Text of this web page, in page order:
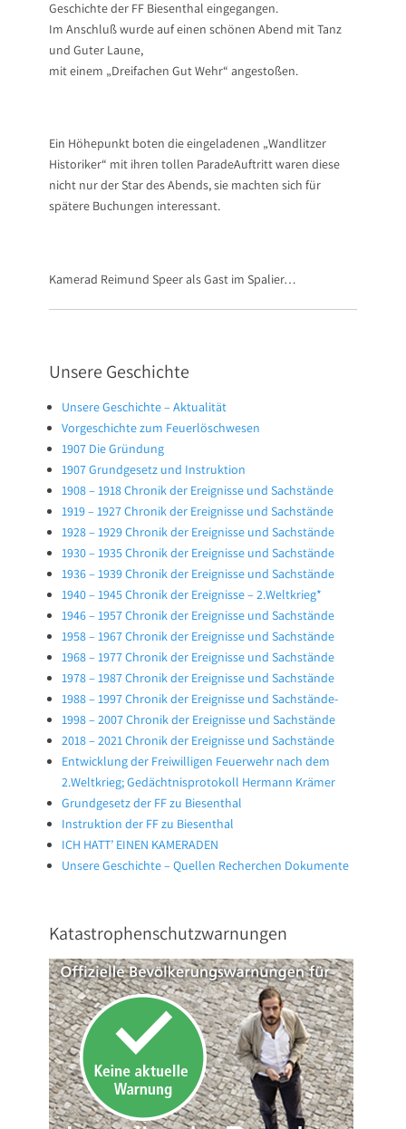
Geschichte der FF Biesenthal eingegangen.
Im Anschluß wurde auf einen schönen Abend mit Tanz
und Guter Laune,
mit einem „Dreifachen Gut Wehr“ angestoßen.
Ein Höhepunkt boten die eingeladenen „Wandlitzer
Historiker“ mit ihren tollen ParadeAuftritt waren diese
nicht nur der Star des Abends, sie machten sich für
spätere Buchungen interessant.
Kamerad Reimund Speer als Gast im Spalier…
Unsere Geschichte
Unsere Geschichte – Aktualität
Vorgeschichte zum Feuerlöschwesen
1907 Die Gründung
1907 Grundgesetz und Instruktion
1908 – 1918 Chronik der Ereignisse und Sachstände
1919 – 1927 Chronik der Ereignisse und Sachstände
1928 – 1929 Chronik der Ereignisse und Sachstände
1930 – 1935 Chronik der Ereignisse und Sachstände
1936 – 1939 Chronik der Ereignisse und Sachstände
1940 – 1945 Chronik der Ereignisse – 2.Weltkrieg*
1946 – 1957 Chronik der Ereignisse und Sachstände
1958 – 1967 Chronik der Ereignisse und Sachstände
1968 – 1977 Chronik der Ereignisse und Sachstände
1978 – 1987 Chronik der Ereignisse und Sachstände
1988 – 1997 Chronik der Ereignisse und Sachstände-
1998 – 2007 Chronik der Ereignisse und Sachstände
2018 – 2021 Chronik der Ereignisse und Sachstände
Entwicklung der Freiwilligen Feuerwehr nach dem
2.Weltkrieg; Gedächtnisprotokoll Hermann Krämer
Grundgesetz der FF zu Biesenthal
Instruktion der FF zu Biesenthal
ICH HATT’ EINEN KAMERADEN
Unsere Geschichte – Quellen Recherchen Dokumente
Katastrophenschutzwarnungen